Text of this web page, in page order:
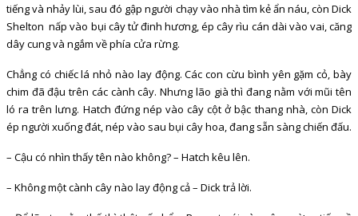
tiếng và nhảy lùi, sau đó gập người chạy vào nhà tìm kẻ ẩn náu, còn Dick
Shelton nấp vào bụi cây tử đinh hương, ép cây rìu cán dài vào vai, căng
dây cung và ngắm về phía cửa rừng.
Chẳng có chiếc lá nhỏ nào lay động. Các con cừu bình yên gặm cỏ, bày
chim đã đậu trên các cành cây. Nhưng lão già thì đang nằm với mũi tên
ló ra trên lưng. Hatch đứng nép vào cây cột ở bậc thang nhà, còn Dick
ép người xuống đát, nép vào sau bụi cây hoa, đang sẵn sàng chiến đấu.
– Cậu có nhìn thấy tên nào không? – Hatch kêu lên.
– Không một cành cây nào lay động cả – Dick trả lời.